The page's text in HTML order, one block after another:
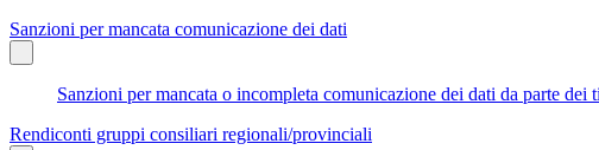
Sanzioni per mancata comunicazione dei dati
Sanzioni per mancata o incompleta comunicazione dei dati da parte
Rendiconti gruppi consiliari regionali/provinciali